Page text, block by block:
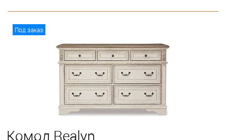
Под заказ
Комод Realyn